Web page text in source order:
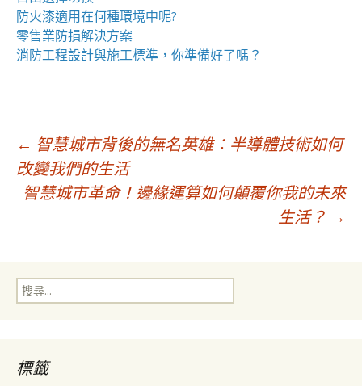
防火漆適用在何種環境中呢?
零售業防損解決方案
消防工程設計與施工標準，你準備好了嗎？
文
章
覽
← 智慧城市背後的無名英雄：半導體技術如何
改變我們的生活
智慧城市革命！邊緣運算如何顛覆你我的未來
生活？ →
搜
尋
標籤